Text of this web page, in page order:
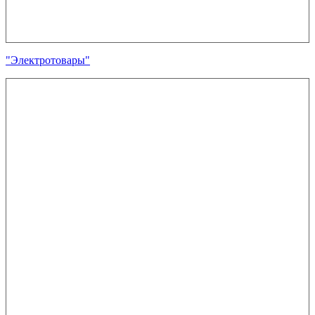
"Электротовары"